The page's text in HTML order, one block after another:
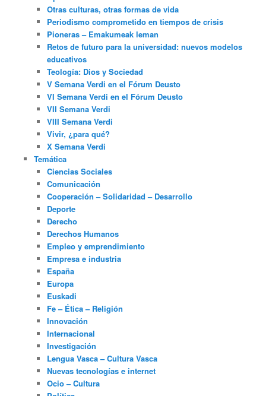
Otras culturas, otras formas de vida
Periodismo comprometido en tiempos de crisis
Pioneras – Emakumeak leman
Retos de futuro para la universidad: nuevos modelos
educativos
Teología: Dios y Sociedad
V Semana Verdi en el Fórum Deusto
VI Semana Verdi en el Fórum Deusto
VII Semana Verdi
VIII Semana Verdi
Vivir, ¿para qué?
X Semana Verdi
Temática
Ciencias Sociales
Comunicación
Cooperación – Solidaridad – Desarrollo
Deporte
Derecho
Derechos Humanos
Empleo y emprendimiento
Empresa e industria
España
Europa
Euskadi
Fe – Ética – Religión
Innovación
Internacional
Investigación
Lengua Vasca – Cultura Vasca
Nuevas tecnologías e internet
Ocio – Cultura